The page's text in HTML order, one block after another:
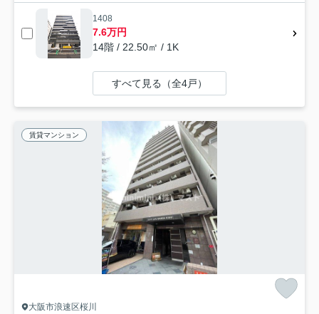
1408
7.6万円
14階 / 22.50㎡ / 1K
すべて見る（全4戸）
賃貸マンション
大阪市浪速区桜川